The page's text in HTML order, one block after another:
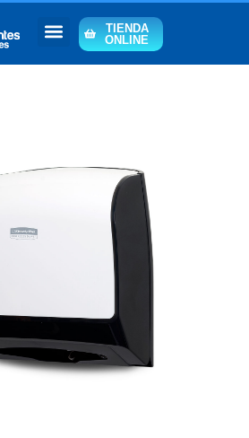
TIENDA
ONLINE